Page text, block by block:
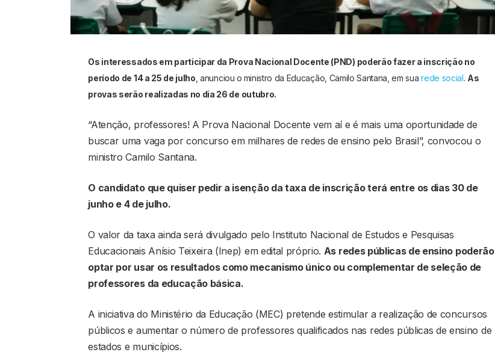
Os interessados em participar da Prova Nacional Docente (PND) poderão fazer a inscrição no
período de 14 a 25 de julho , anunciou o ministro da Educação, Camilo Santana, em suarede social. As
provas serão realizadas no dia 26 de outubro.
“Atenção, professores! A Prova Nacional Docente vem aí e é mais uma oportunidade de
buscar uma vaga por concurso em milhares de redes de ensino pelo Brasil”, convocou o
ministro Camilo Santana.
O candidato que quiser pedir a isenção da taxa de inscrição terá entre os dias 30 de
junho e 4 de julho.
O valor da taxa ainda será divulgado pelo Instituto Nacional de Estudos e Pesquisas
Educacionais Anísio Teixeira (Inep) em edital próprio. As redes públicas de ensino poderão
optar por usar os resultados como mecanismo único ou complementar de seleção de
professores da educação básica.
A iniciativa do Ministério da Educação (MEC) pretende estimular a realização de concursos
públicos e aumentar o número de professores qualificados nas redes públicas de ensino de
estados e municípios.